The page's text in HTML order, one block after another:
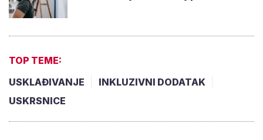
TOP TEME:
USKLAĐIVANJE
INKLUZIVNI DODATAK
USKRSNICE